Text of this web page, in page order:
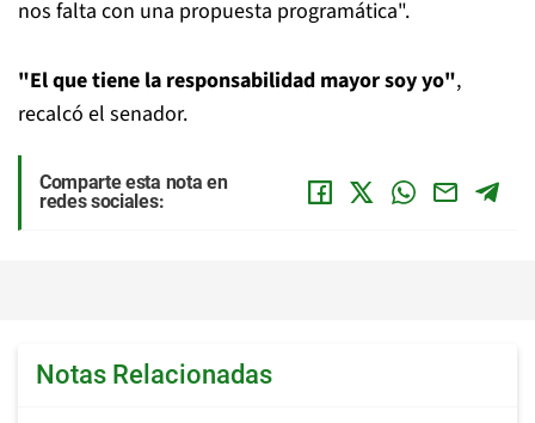
nos falta con una propuesta programática".
"El que tiene la responsabilidad mayor soy yo",
recalcó el senador.
Comparte esta nota en
redes sociales:
Notas Relacionadas